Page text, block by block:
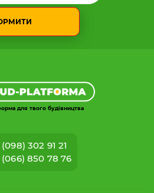
для твого будівництва
302 91 21
(066) 850 78 76